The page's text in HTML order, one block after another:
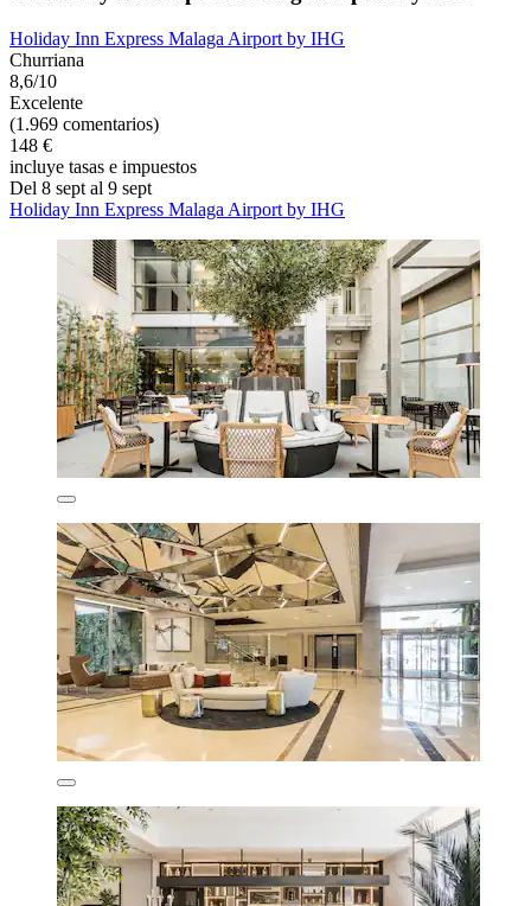
Holiday Inn Express Malaga Airport by IHG
Churriana
8,6/10
Excelente
(1.969 comentarios)
148 €
incluye tasas e impuestos
Del 8 sept al 9 sept
Holiday Inn Express Malaga Airport by IHG